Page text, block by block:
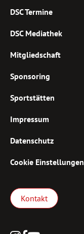
DSC Termine
DSC Mediathek
Mitgliedschaft
Sponsoring
Sportstätten
Impressum
Datenschutz
Cookie Einstellungen
Kontakt